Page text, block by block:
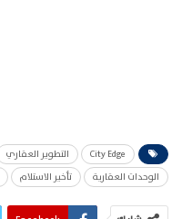
City Edge التطوير العقاري
الوحدات العقارية
تأخير الاستلام